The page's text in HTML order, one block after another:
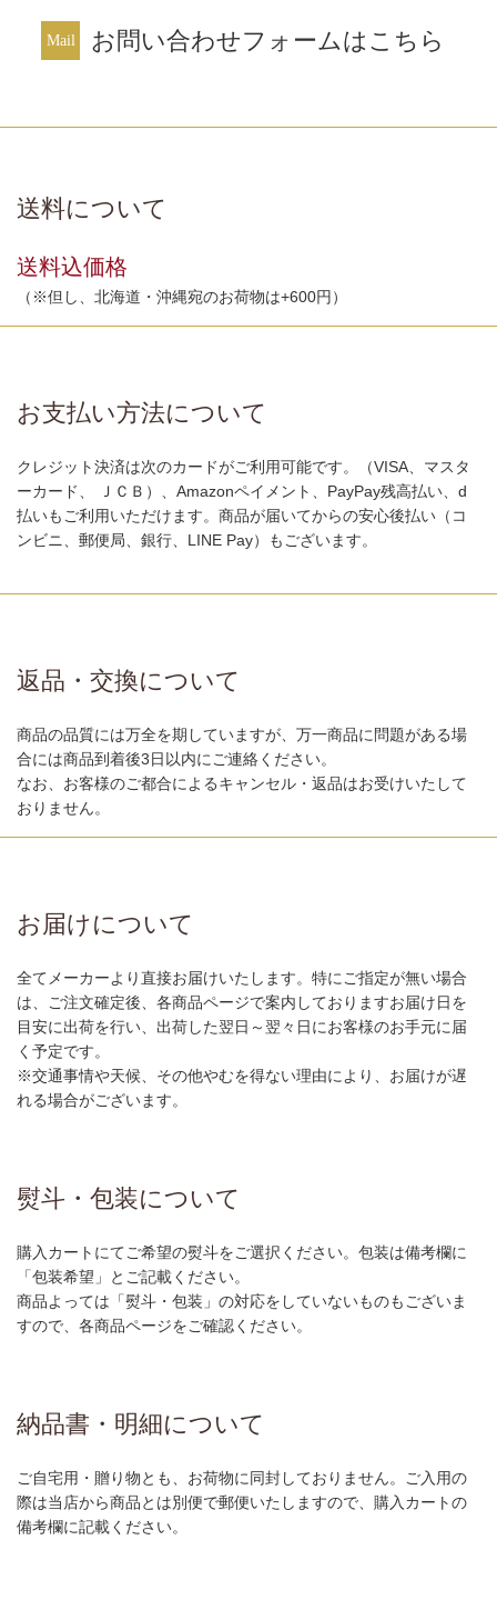
お問い合わせフォームはこちら
送料について
送料込価格
（※但し、北海道・沖縄宛のお荷物は+600円）
お支払い方法について
クレジット決済は次のカードがご利用可能です。（VISA、マスタ
ーカード、 ＪＣＢ）、Amazonペイメント、PayPay残高払い、d
払いもご利用いただけます。商品が届いてからの安心後払い（コ
ンビニ、郵便局、銀行、LINE Pay）もございます。
返品・交換について
商品の品質には万全を期していますが、万一商品に問題がある場
合には商品到着後3日以内にご連絡ください。
なお、お客様のご都合によるキャンセル・返品はお受けいたして
おりません。
お届けについて
全てメーカーより直接お届けいたします。特にご指定が無い場合
は、ご注文確定後、各商品ページで案内しておりますお届け日を
目安に出荷を行い、出荷した翌日～翌々日にお客様のお手元に届
く予定です。
※交通事情や天候、その他やむを得ない理由により、お届けが遅
れる場合がございます。
熨斗・包装について
購入カートにてご希望の熨斗をご選択ください。包装は備考欄に
「包装希望」とご記載ください。
商品よっては「熨斗・包装」の対応をしていないものもございま
すので、各商品ページをご確認ください。
納品書・明細について
ご自宅用・贈り物とも、お荷物に同封しておりません。ご入用の
際は当店から商品とは別便で郵便いたしますので、購入カートの
備考欄に記載ください。